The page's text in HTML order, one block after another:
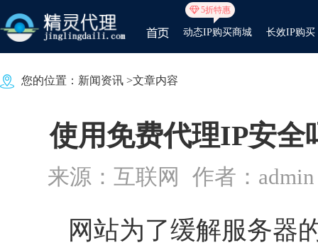
5折特惠
动态IP购买商城 长效IP购买
您的位置： 新闻资讯 >文章内容
使用免费代理IP安全
来源：互联网 作者：admin
网站为了缓解服务器